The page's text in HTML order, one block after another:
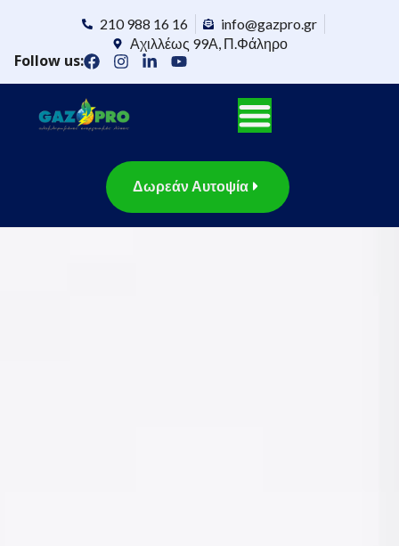
210 988 16 16
info@gazpro.gr
Αχιλλέως 99Α, Π.Φάληρο
Follow us:
Δωρεάν Αυτοψία